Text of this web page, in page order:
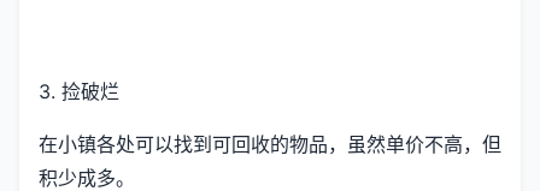
3. 捡破烂
在小镇各处可以找到可回收的物品，虽然单价不高，但
积少成多。